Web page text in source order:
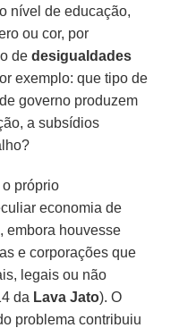
nível de educação,
ou cor, por
dedesigualdades
exemplo: que tipo de
governo produzem
a subsídios
próprio
economia de
embora houvesse
e corporações que
legais ou não
da Lava Jato). O
problema contribuiu